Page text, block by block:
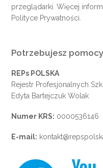
przeglądarki. Więcej
Polityce Prywatności
Potrzebujesz
REPs POLSKA
Rejestr Profesjonalnych
Edyta Bartejczuk Wolak
Numer KRS: 0000536146
E-mail: